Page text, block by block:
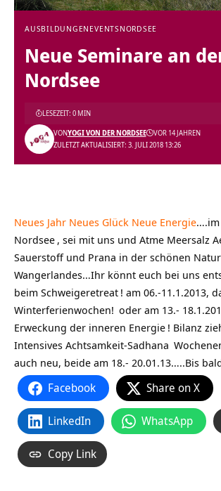
AUSBILDUNGEN EVENTSNORDSEE
Neue Seminare an
Nordsee
ZULETZT AKTUALISIERT: 3. JULI 2018 13:26
VONYOGI VON DER NORDSEE VOR 14 JAHREN
LESEZEIT: 0 MIN
Neues Jahr Neues Glück Neue Energie….im
Nordsee , sei mit uns und Atme Meersalz
Sauerstoff und Prana in der schönen
Wangerlandes…Ihr könnt euch bei uns
beim Schweigeretreat ! am 06.-11.1.2013,
Winterferienwochen! oder am 13.-
Erweckung der inneren Energie ! Bilanz
Intensives Achtsamkeit-Sadhana
auch neu, beide am 18.- 20.01.13…..Bis
Facebook Share on X
LinkedIn WhatsApp
Copy Link